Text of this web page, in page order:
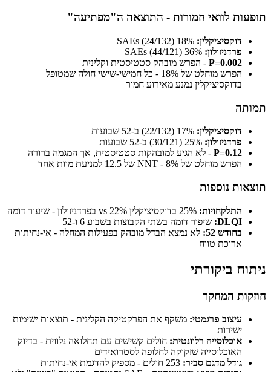
תופעות לוואי חמורות - התוצאה ה"מפתיעה"
דוקסיציקלין:
פרדניזולון:
P=0.002 - הפרש מובהק סטטיסטית וקלינית
הפרש מוחלט של 18% - כל חמישי-שישי חולה שמטופל
בדוקסיציקלין נמנע מאירוע חמור
תמותה
דוקסיציקלין:
פרדניזולון:
P=0.12 - לא הגיע למובהקות סטטיסטית, אך המגמה ברורה
הפרש מוחלט של 8% - NNT של 12.5 למניעת מוות אחד
תוצאות נוספות
התלקחויות:
DLQI: שיפור דומה בשתי הקבוצות בשבוע 6 ו-52
בחודש 52:
לא נמצא הבדל מובהק בפעילות המחלה - אי-נחיתות
ארוכת טווח
ניתוח ביקורתי
חוזקות המחקר
עיצוב פרגמטי: משקף את הפרקטיקה הקלינית - תוצאות ישימות
ישירות
אוכלוסייה רלוונטית: חולים קשישים עם תחלואה נלווית - בדיוק
האוכלוסייה שזקוקה לחלופה לסטרואידים
גודל מדגם סביר: